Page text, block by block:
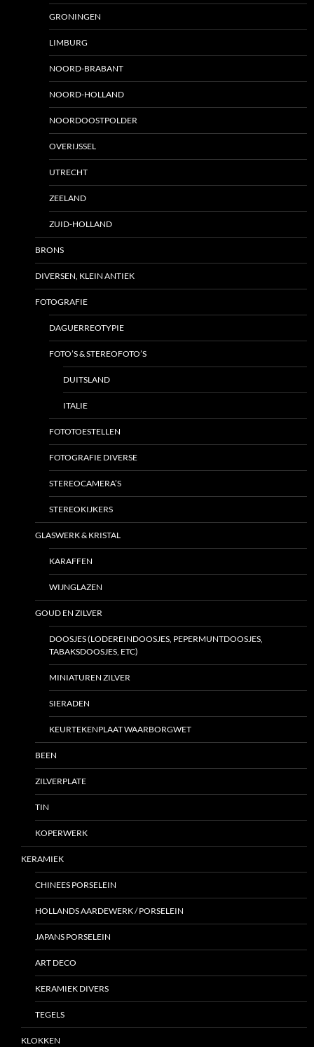
GRONINGEN
LIMBURG
NOORD-BRABANT
NOORD-HOLLAND
NOORDOOSTPOLDER
OVERIJSSEL
UTRECHT
ZEELAND
ZUID-HOLLAND
BRONS
DIVERSEN, KLEIN ANTIEK
FOTOGRAFIE
DAGUERREOTYPIE
FOTO’S & STEREOFOTO’S
DUITSLAND
ITALIE
FOTOTOESTELLEN
FOTOGRAFIE DIVERSE
STEREOCAMERA’S
STEREOKIJKERS
GLASWERK & KRISTAL
KARAFFEN
WIJNGLAZEN
GOUD EN ZILVER
DOOSJES (LODEREINDOOSJES, PEPERMUNTDOOSJES,
TABAKSDOOSJES, ETC)
MINIATUREN ZILVER
SIERADEN
KEURTEKENPLAAT WAARBORGWET
BEEN
ZILVERPLATE
TIN
KOPERWERK
KERAMIEK
CHINEES PORSELEIN
HOLLANDS AARDEWERK / PORSELEIN
JAPANS PORSELEIN
ART DECO
KERAMIEK DIVERS
TEGELS
KLOKKEN